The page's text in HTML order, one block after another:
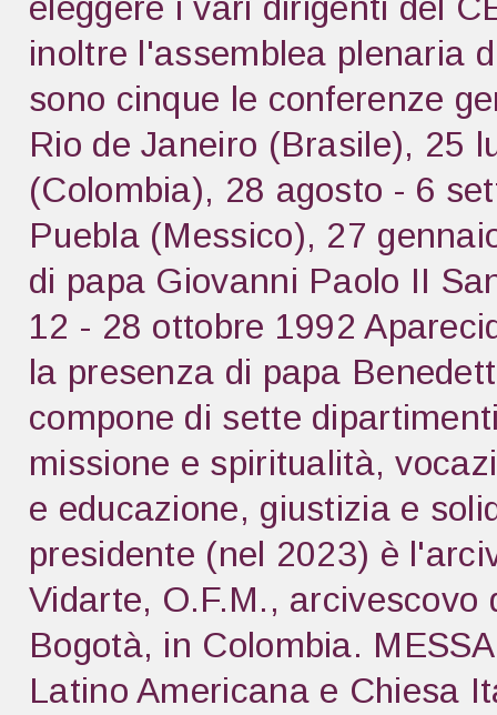
inoltre l'assemblea plenaria
sono cinque le conferenze
Rio de Janeiro (Brasile), 25
(Colombia), 28 agosto - 6
Puebla (Messico), 27
di papa Giovanni Paolo II
12 - 28 ottobre 1992
la presenza di papa
compone di sette
missione e spiritualità,
e educazione, giustizia e
presidente (nel 2023) è
Vidarte, O.F.M., arcivescovo
Bogotà, in Colombia.
Latino Americana e Chiesa